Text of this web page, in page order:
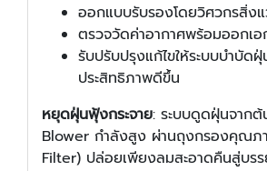
ออกแบบรับรองโดยวิศวกรสิ่ง
ตรวจวัดค่าอากาศพร้อมออกเอ
รับปรับปรุงแก้ไขให้ระบบบำบัด
ประสิทธิภาพดีขึ้น
หยุดฝุ่นฟุ้งกระจาย: ระบบดูดฝุ่นจากต้
Blower กำลังสูง ผ่านถุงกรองคุณภ
Filter) ปล่อยเพียงลมสะอาดคืนสู่บรร